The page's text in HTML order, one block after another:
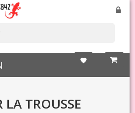
favorite
LA TROUSSE